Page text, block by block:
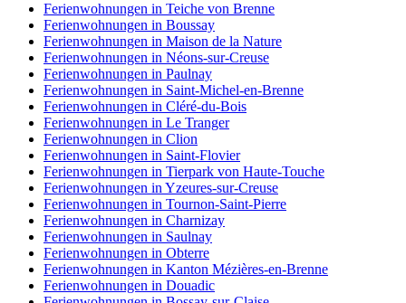
Ferienwohnungen in Teiche von Brenne
Ferienwohnungen in Boussay
Ferienwohnungen in Maison de la Nature
Ferienwohnungen in Néons-sur-Creuse
Ferienwohnungen in Paulnay
Ferienwohnungen in Saint-Michel-en-Brenne
Ferienwohnungen in Cléré-du-Bois
Ferienwohnungen in Le Tranger
Ferienwohnungen in Clion
Ferienwohnungen in Saint-Flovier
Ferienwohnungen in Tierpark von Haute-Touche
Ferienwohnungen in Yzeures-sur-Creuse
Ferienwohnungen in Tournon-Saint-Pierre
Ferienwohnungen in Charnizay
Ferienwohnungen in Saulnay
Ferienwohnungen in Obterre
Ferienwohnungen in Kanton Mézières-en-Brenne
Ferienwohnungen in Douadic